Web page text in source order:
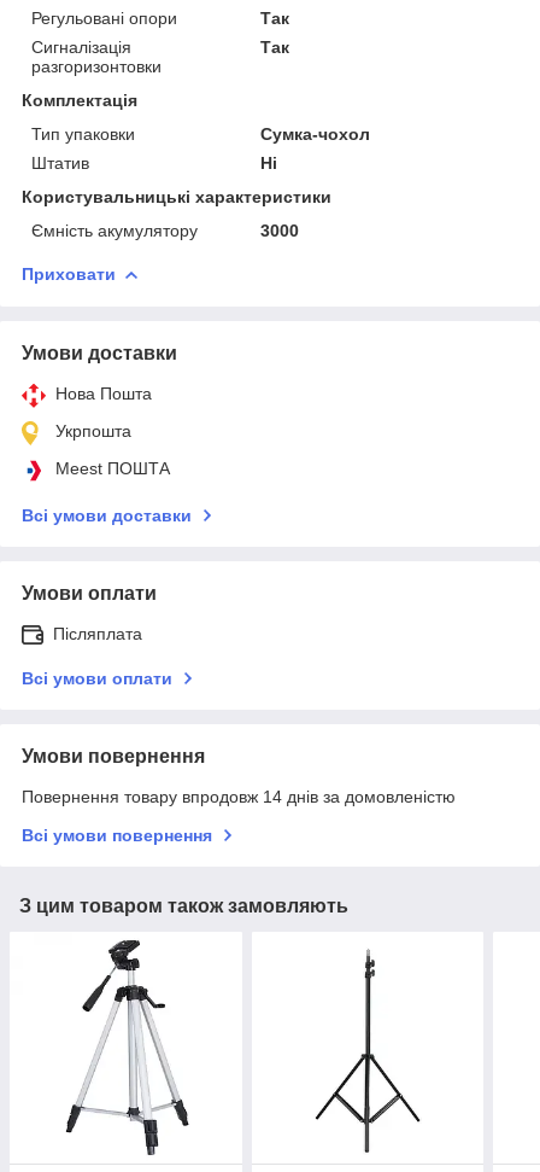
Регульовані опори
Так
Сигналізація
разгоризонтовки
Так
Комплектація
Тип упаковки
Сумка-чохол
Штатив
Ні
Користувальницькі характеристики
Ємність акумулятору
3000
Приховати
Умови доставки
Нова Пошта
Укрпошта
Meest ПОШТА
Всі умови доставки
Умови оплати
Післяплата
Всі умови оплати
Умови повернення
Повернення товару впродовж 14 днів за домовленістю
Всі умови повернення
З цим товаром також замовляють